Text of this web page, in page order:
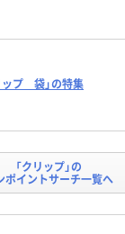
ップ 袋」の特集
「クリップ」の
ポイントサーチ一覧へ